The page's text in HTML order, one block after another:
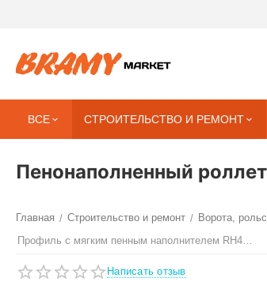
ВСЕ СТРОИТЕЛЬСТВО И РЕМОНТ
Пенонаполненный
Главная / Строительство и ремонт / Ворота,
Профиль с мягким пенным наполнителем RH41N
Написать отзыв